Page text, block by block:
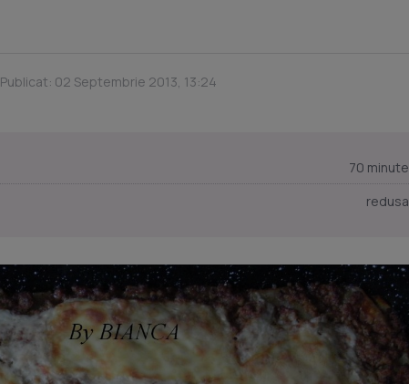
Publicat: 02 Septembrie 2013, 13:24
70 minute
redusa